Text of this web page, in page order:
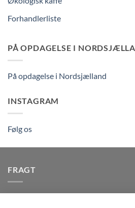
Forhandlerliste
PÅ OPDAGELSE I
På opdagelse i Nordsjælland
INSTAGRAM
Følg os
FRAGT